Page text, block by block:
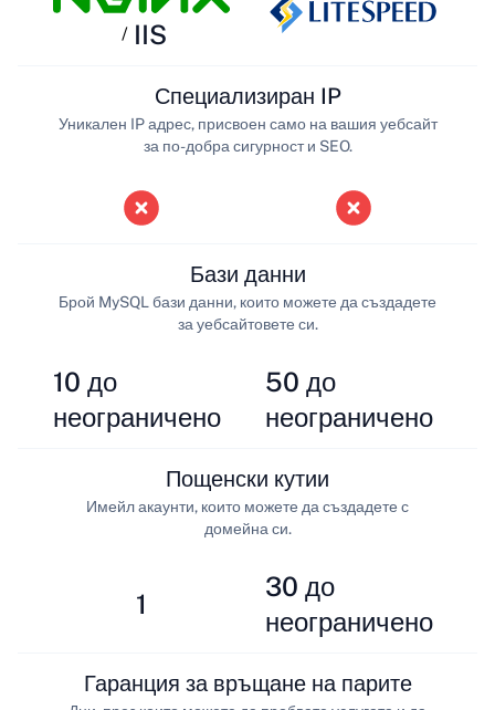
/ IIS
Специализиран IP
Уникален IP адрес, присвоен само на вашия уебсайт
за по-добра сигурност и SEO.
10 до
неограничено
Бази данни
Брой MySQL бази данни, които можете да създадете
за уебсайтовете си.
50 до
неограничено
1
Пощенски кутии
Имейл акаунти, които можете да създадете с
домейна си.
30 до
неограничено
Гаранция за връщане на парите